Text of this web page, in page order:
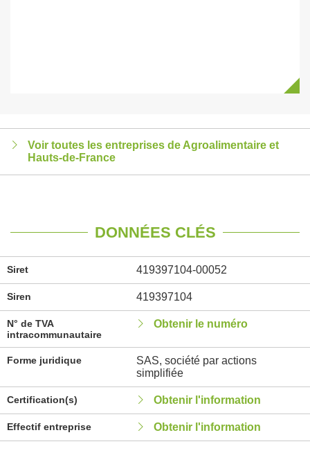
Voir toutes les entreprises de Agroalimentaire et
Hauts-de-France
DONNÉES CLÉS
Siret 419397104-00052
Siren 419397104
N° de TVA
intracommunautaire
Obtenir le numéro
Forme juridique
SAS, société par actions
simplifiée
Certification(s) Obtenir l'information
Effectif entreprise Obtenir l'information